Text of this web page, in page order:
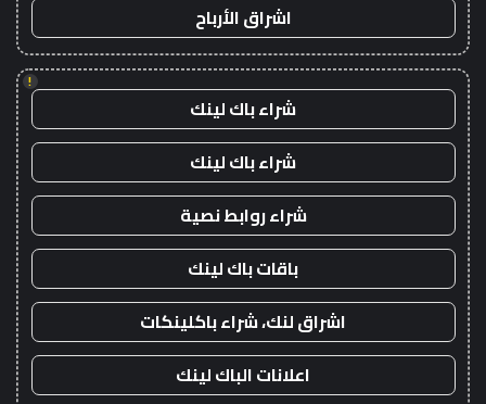
اشراق الأرباح
!
شراء باك لينك
شراء باك لينك
شراء روابط نصية
باقات باك لينك
اشراق لنك، شراء باكلينكات
اعلانات الباك لينك